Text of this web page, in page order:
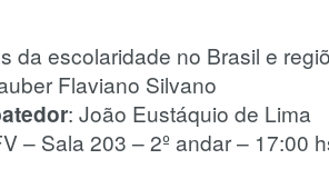
da escolaridade no Brasil e
Flaviano Silvano
: João Eustáquio de Lima
– Sala 203 – 2º andar – 17:00